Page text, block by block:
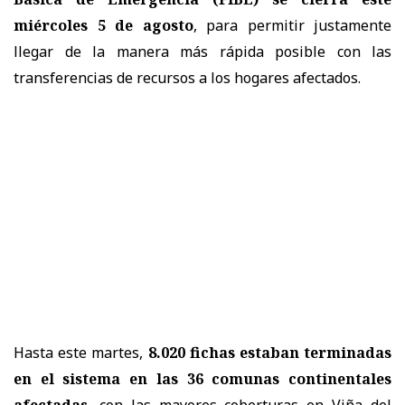
miércoles 5 de agosto, para permitir justamente
llegar de la manera más rápida posible con las
transferencias de recursos a los hogares afectados.
Hasta este martes, 8.020 fichas estaban terminadas
en el sistema en las 36 comunas continentales